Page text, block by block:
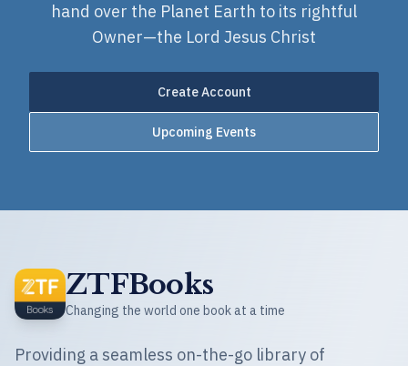
hand over the Planet Earth to its rightful
Owner—the Lord Jesus Christ
Create Account
Upcoming Events
ZTFBooks
Changing the world one book at a time
Providing a seamless on-the-go library of